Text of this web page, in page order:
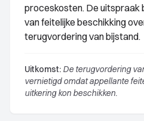
proceskosten. De uitspraak
van feitelijke beschikking
terugvordering van bijstand.
Uitkomst: De terugvordering
vernietigd omdat appellante
uitkering kon beschikken.